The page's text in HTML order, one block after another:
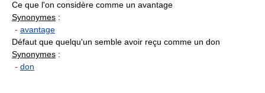
Ce que l'on considère comme un avantage
Synonymes :
- avantage
Défaut que quelqu'un semble avoir reçu comme un don
Synonymes :
- don